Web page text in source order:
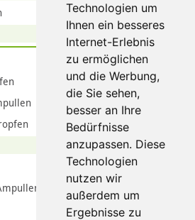
Technologien um
Ihnen ein besseres
Internet-Erlebnis
zu ermöglichen
und die Werbung,
die Sie sehen,
besser an Ihre
Bedürfnisse
anzupassen. Diese
Technologien
nutzen wir
außerdem um
Ergebnisse zu